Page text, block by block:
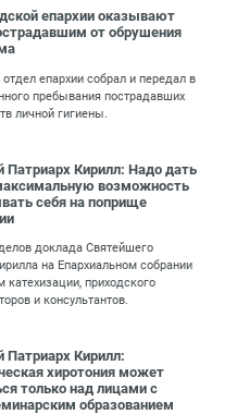
епархии оказывают
от обрушения
епархии собрал и передал в
пребывания пострадавших
личной гигиены.
Патриарх Кирилл: Надо дать
возможность
себя на поприще
доклада Святейшего
на Епархиальном собрании
приходского
и консультантов.
Патриарх Кирилл:
хиротония может
только над лицами с
образованием